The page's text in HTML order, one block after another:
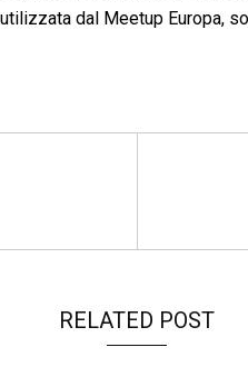
dal Meetup Europa,
RELATED POST